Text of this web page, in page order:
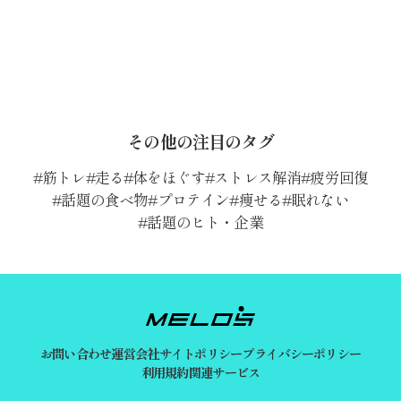
その他の注目のタグ
筋トレ 走る 体をほぐす ストレス解消 疲労回復
話題の食べ物 プロテイン 痩せる 眠れない
話題のヒト・企業
お問い合わせ運営会社サイトポリシープライバシーポリシー
利用規約関連サービス